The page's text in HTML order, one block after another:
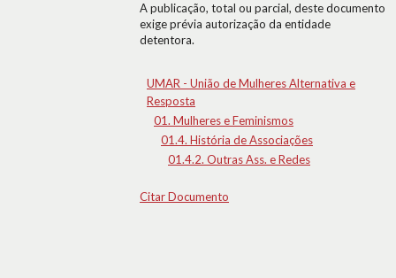
A publicação, total ou parcial, deste documento
exige prévia autorização da entidade
detentora.
UMAR - União de Mulheres Alternativa e
Resposta
01. Mulheres e Feminismos
01.4. História de Associações
01.4.2. Outras Ass. e Redes
Citar Documento